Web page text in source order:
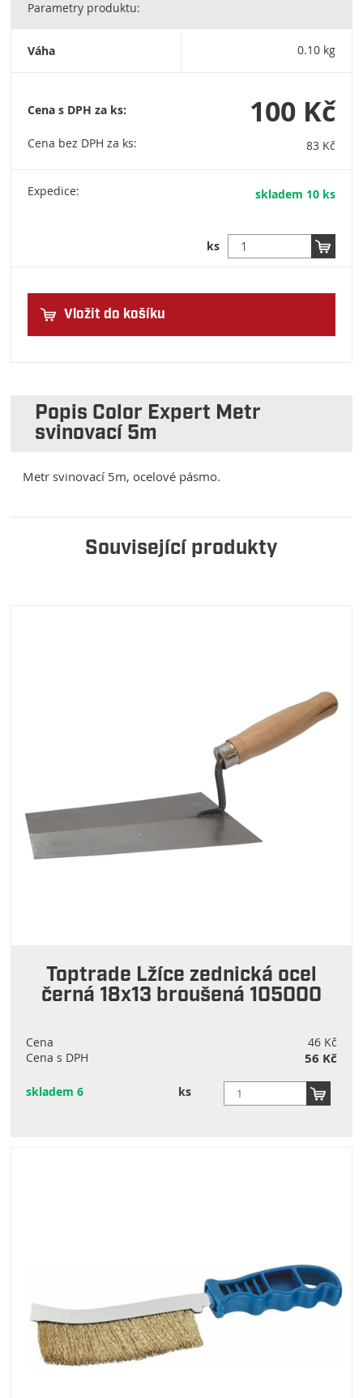
COLOR EXPERT patří do skupiny COLOR EXPERT-STORCH,
vyrábí a prodává vysoce kvalitní malířské nářadí. Pro
Parametry produktu:
Váha 0.10 kg
Cena s DPH za ks:
Cena bez DPH za ks:
100 Kč
83 Kč
Expedice: skladem 10 ks
ks
Vložit do košíku
Popis Color Expert Metr
svinovací 5m
Metr svinovací 5m, ocelové pásmo.
Související produkty
Toptrade Lžíce zednická ocel
černá 18x13 broušená 105000
Cena
46 Kč
Cena s DPH
56 Kč
skladem 6 ks